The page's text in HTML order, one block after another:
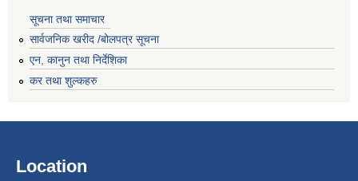
सूचना तथा समाचार
सार्वजनिक खरीद /बोलपत्र सूचना
एन, कानुन तथा निर्देशिका
कर तथा शुल्कहरु
Location